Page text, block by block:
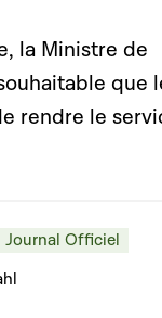
la Ministre de
que
rendre le
Journal Officiel